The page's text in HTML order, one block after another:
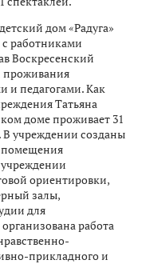
дом «Радуга»
с работниками
Воскресенский
проживания
и педагогами. Как
Татьяна
доме проживает 31
В учреждении созданы
помещения
ориентировки,
залы,
для
работа
прикладного и